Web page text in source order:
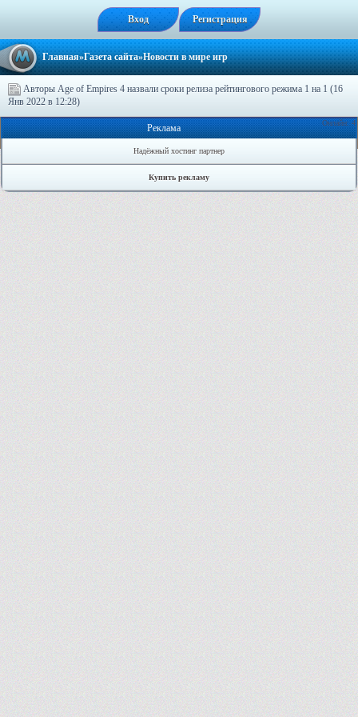
Вход Регистрация
Главная»Газета сайта»Новости в мире игр
Авторы Age of Empires 4 назвали сроки релиза рейтингового режима 1 на 1 (16
Янв 2022 в 12:28)
Онлайн: 4
Реклама
Надёжный хостинг партнер
Купить рекламу